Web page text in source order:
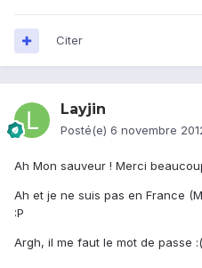
Citer
Layjin
Posté(e) 6 novembre
Ah Mon sauveur ! Merci
Ah et je ne suis pas en France
:P
Argh, il me faut le mot de passe :(